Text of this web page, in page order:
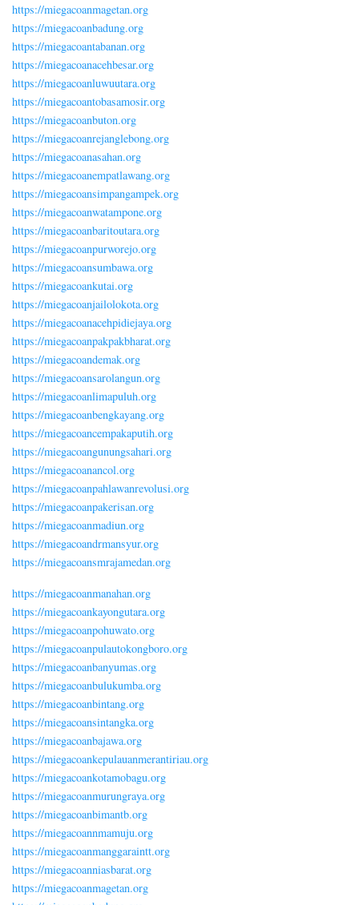
https://miegacoanmagetan.org
https://miegacoanbadung.org
https://miegacoantabanan.org
https://miegacoanacehbesar.org
https://miegacoanluwuutara.org
https://miegacoantobasamosir.org
https://miegacoanbuton.org
https://miegacoanrejanglebong.org
https://miegacoanasahan.org
https://miegacoanempatlawang.org
https://miegacoansimpangampek.org
https://miegacoanwatampone.org
https://miegacoanbaritoutara.org
https://miegacoanpurworejo.org
https://miegacoansumbawa.org
https://miegacoankutai.org
https://miegacoanjailolokota.org
https://miegacoanacehpidiejaya.org
https://miegacoanpakpakbharat.org
https://miegacoandemak.org
https://miegacoansarolangun.org
https://miegacoanlimapuluh.org
https://miegacoanbengkayang.org
https://miegacoancempakaputih.org
https://miegacoangunungsahari.org
https://miegacoanancol.org
https://miegacoanpahlawanrevolusi.org
https://miegacoanpakerisan.org
https://miegacoanmadiun.org
https://miegacoandrmansyur.org
https://miegacoansmrajamedan.org
https://miegacoanmanahan.org
https://miegacoankayongutara.org
https://miegacoanpohuwato.org
https://miegacoanpulautokongboro.org
https://miegacoanbanyumas.org
https://miegacoanbulukumba.org
https://miegacoanbintang.org
https://miegacoansintangka.org
https://miegacoanbajawa.org
https://miegacoankepulauanmerantiriau.org
https://miegacoankotamobagu.org
https://miegacoanmurungraya.org
https://miegacoanbimantb.org
https://miegacoannmamuju.org
https://miegacoanmanggaraintt.org
https://miegacoanniasbarat.org
https://miegacoanmagetan.org